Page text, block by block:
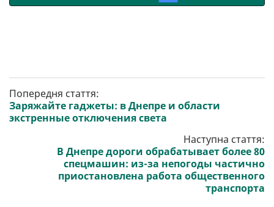
Попередня стаття:
Заряжайте гаджеты: в Днепре и области
экстренные отключения света
Наступна стаття:
В Днепре дороги обрабатывает более 80
спецмашин: из-за непогоды частично
приостановлена работа общественного
транспорта